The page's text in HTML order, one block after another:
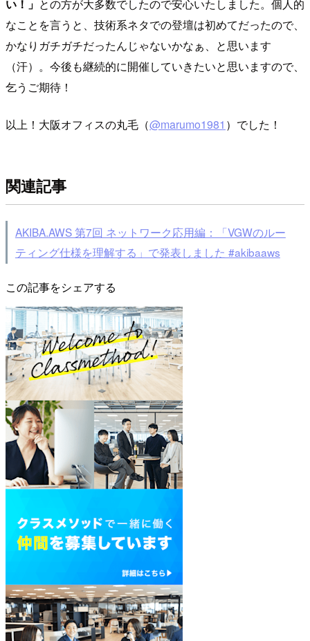
い！」 との方が大多数でしたので安心いたしました。個人的
なことを言うと、技術系ネタでの登壇は初めてだったので、
かなりガチガチだったんじゃないかなぁ、と思います
（汗）。今後も継続的に開催していきたいと思いますので、
乞うご期待！
以上！大阪オフィスの丸毛（@marumo1981 ）でした！
関連記事
AKIBA.AWS 第7回 ネットワーク応用編：「VGWのルー
ティング仕様を理解する」で発表しました #akibaaws
この記事をシェアする